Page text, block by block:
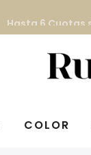
Despacho
COLOR